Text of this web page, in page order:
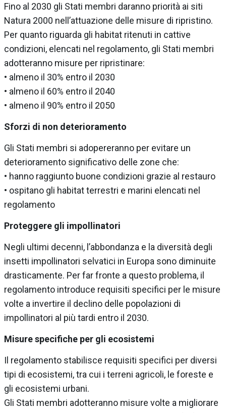
Fino al 2030 gli Stati membri daranno priorità ai siti
Natura 2000 nell’attuazione delle misure di ripristino.
Per quanto riguarda gli habitat ritenuti in cattive
condizioni, elencati nel regolamento, gli Stati membri
adotteranno misure per ripristinare:
• almeno il 30% entro il 2030
• almeno il 60% entro il 2040
• almeno il 90% entro il 2050
Sforzi di non deterioramento
Gli Stati membri si adopereranno per evitare un
deterioramento significativo delle zone che:
• hanno raggiunto buone condizioni grazie al restauro
• ospitano gli habitat terrestri e marini elencati nel
regolamento
Proteggere gli impollinatori
Negli ultimi decenni, l’abbondanza e la diversità degli
insetti impollinatori selvatici in Europa sono diminuite
drasticamente. Per far fronte a questo problema, il
regolamento introduce requisiti specifici per le misure
volte a invertire il declino delle popolazioni di
impollinatori al più tardi entro il 2030.
Misure specifiche per gli ecosistemi
Il regolamento stabilisce requisiti specifici per diversi
tipi di ecosistemi, tra cui i terreni agricoli, le foreste e
gli ecosistemi urbani.
Gli Stati membri adotteranno misure volte a migliorare